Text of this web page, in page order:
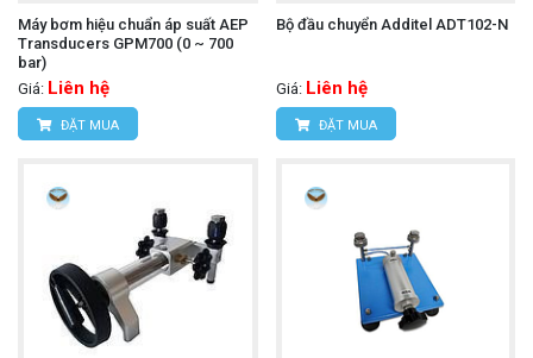
Máy bơm hiệu chuẩn áp suất AEP
Transducers GPM700 (0 ~ 700
bar)
Giá: Liên hệ
ĐẶT MUA
Bộ đầu chuyển Additel ADT102-N
Giá: Liên hệ
ĐẶT MUA